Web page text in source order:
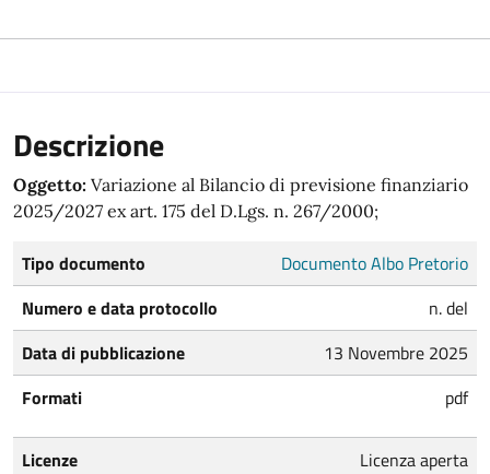
Descrizione
Oggetto: Variazione al Bilancio di previsione finanziario
2025/2027 ex art. 175 del D.Lgs. n. 267/2000;
Tipo documento
Documento Albo Pretorio
Numero e data protocollo
n. del
Data di pubblicazione
13 Novembre 2025
Formati
pdf
Licenze Licenza aperta